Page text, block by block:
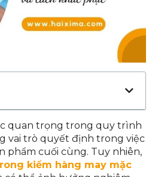
quan trọng trong quy trình
vai trò quyết định trong việc
phẩm cuối cùng. Tuy nhiên,
kiểm hàng may mặc